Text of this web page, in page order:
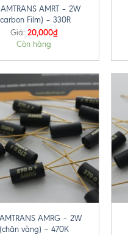
AMRT – 2W
Film) – 330R
Giá: 20,000₫
Còn hàng
AMRG – 2W
vàng) – 470K